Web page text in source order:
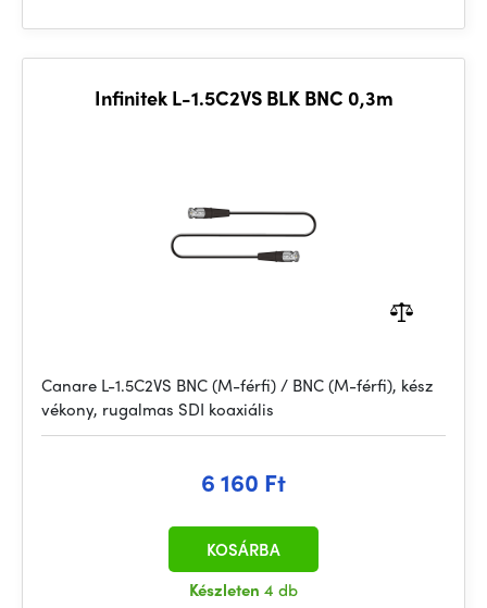
Infinitek L-1.5C2VS BLK BNC 0,3m
Canare L-1.5C2VS BNC (M-férfi) / BNC (M-férfi), kész
vékony, rugalmas SDI koaxiális
6 160 Ft
Készleten 4 db
KOSÁRBA